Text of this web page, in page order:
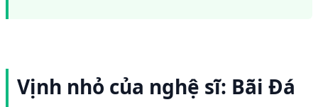
Vịnh nhỏ của nghệ sĩ: Bãi Đá